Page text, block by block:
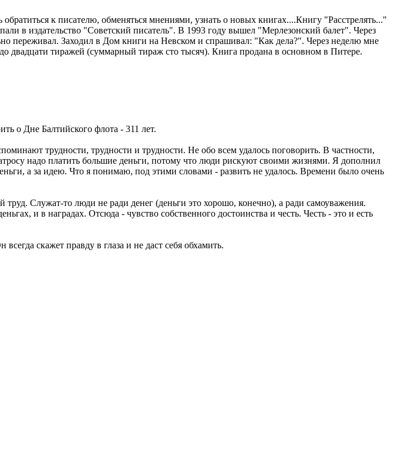
к писателю, обменяться мнениями, узнать о новых книгах....Книгу "Расстрелять..."
в издательство "Советский писатель". В 1993 году вышел "Мерлезонский балет". Через
переживал. Заходил в Дом книги на Невском и спрашивал: "Как дела?". Через неделю мне
тиражей (суммарный тираж сто тысяч). Книга продана в основном в Питере.
о Дне Балтийского флота - 311 лет.
трудности, трудности и трудности. Не обо всем удалось поговорить. В частности,
надо платить большие деньги, потому что люди рискуют своими жизнями. Я дополнил
а за идею. Что я понимаю, под этими словами - развить не удалось. Времени было очень
Служат-то люди не ради денег (деньги это хорошо, конечно), а ради самоуважения.
и в наградах. Отсюда - чувство собственного достоинства и честь. Честь - это и есть
скажет правду в глаза и не даст себя обхамить.